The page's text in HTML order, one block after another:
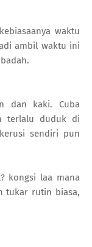
waktu
ambil waktu ini
dan kaki. Cuba
terlalu duduk di
sendiri pun
kongsi laa mana
tukar rutin biasa,